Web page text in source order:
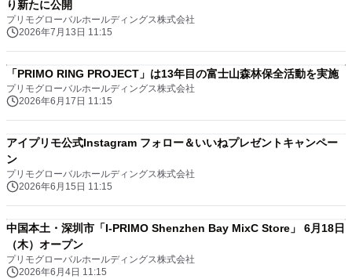
り新たに公開
プリモグローバルホールディングス株式会社
2026年7月13日 11:15
「PRIMO RING PROJECT」は13年目の富士山森林保全活動を実施
プリモグローバルホールディングス株式会社
2026年6月17日 11:15
アイプリモ公式Instagram フォロー＆いいねプレゼントキャンペー
ン
プリモグローバルホールディングス株式会社
2026年6月15日 11:15
中国本土・深圳市「I-PRIMO Shenzhen Bay MixC Store」 6月18日
（木）オープン
プリモグローバルホールディングス株式会社
2026年6月4日 11:15